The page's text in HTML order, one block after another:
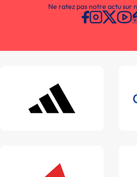
Ne ratez pas notre actu sur